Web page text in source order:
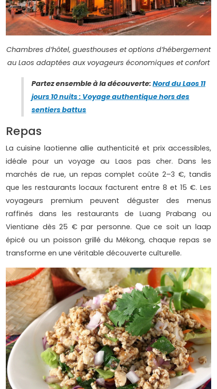
Chambres d’hôtel, guesthouses et options d’hébergement
au Laos adaptées aux voyageurs économiques et confort
Partez ensemble à la découverte: Nord du Laos 11
jours 10 nuits : Voyage authentique hors des
sentiers battus
Repas
La cuisine laotienne allie authenticité et prix accessibles,
idéale pour un voyage au Laos pas cher. Dans les
marchés de rue, un repas complet coûte 2–3 €, tandis
que les restaurants locaux facturent entre 8 et 15 €. Les
voyageurs premium peuvent déguster des menus
raffinés dans les restaurants de Luang Prabang ou
Vientiane dès 25 € par personne. Que ce soit un laap
épicé ou un poisson grillé du Mékong, chaque repas se
transforme en une véritable découverte culturelle.